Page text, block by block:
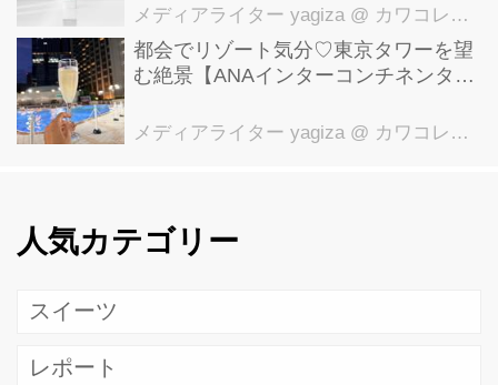
メディアライター yagiza @ カワコレメディア編集部
都会でリゾート気分♡東京タワーを望
む絶景【ANAインターコンチネンタル
メディアライター yagiza @ カワコレメディア編集部
人気カテゴリー
スイーツ
レポート